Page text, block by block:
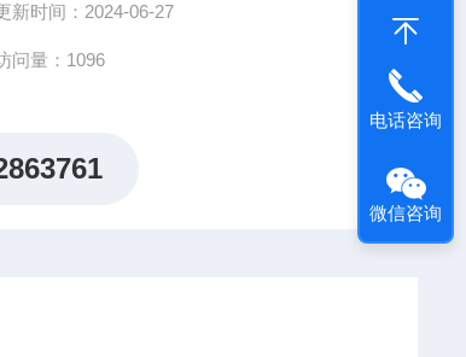
新时间：2024-06-27
问量：1096
电话咨询
微信咨询